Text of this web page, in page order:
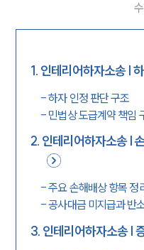
1. 인테리어하자소송 |
-하자 인정 판단 구조
- 민법상 도급계약 책임
2. 인테리어하자소송 |
-주요 손해배상 항목 정
-공사대금 미지급과 반
3. 인테리어하자소송 |